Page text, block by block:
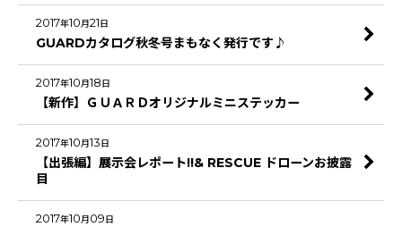
2017年10月21 日
GUARDカタログ秋冬号まもなく発行です♪
2017年10月18 日
【新作】ＧＵＡＲＤオリジナルミニステッカー
2017年10月13 日
【出張編】展示会レポート!!& RESCUE ドローンお披露
目
2017年10月 09 日